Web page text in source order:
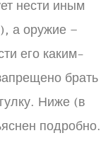
нести иным
), а оружие –
его каким-
брать
Ниже (в
подробно.